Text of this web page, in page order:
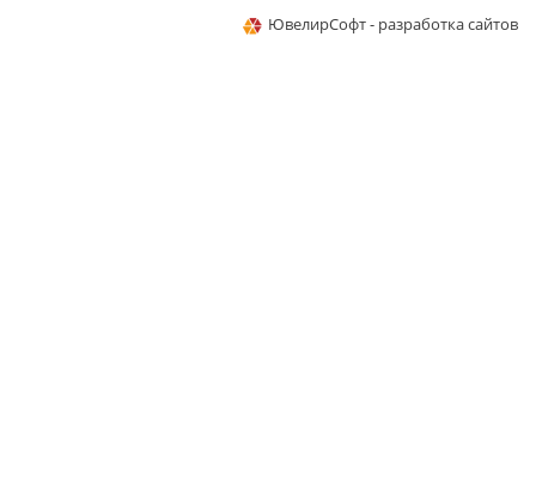
ЮвелирСофт - разработка сайтов